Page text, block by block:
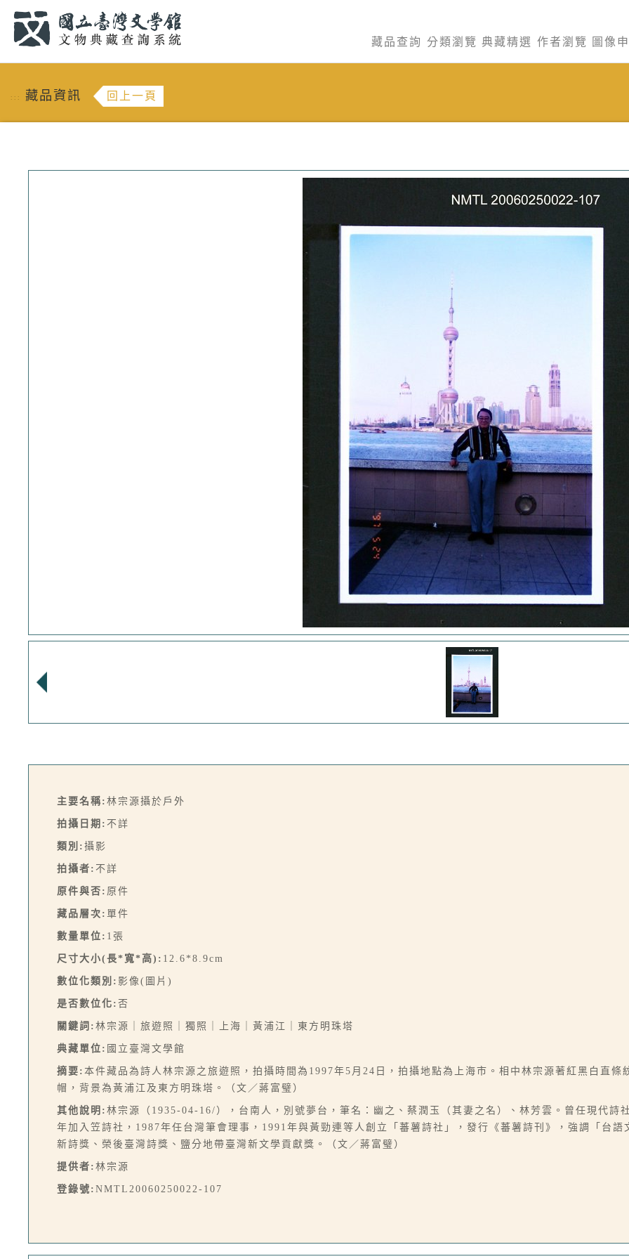
藏品查詢 分類瀏覽 典藏精選 作者瀏覽 圖像
::: 藏品資訊 回上一頁
主要名稱: 林宗源攝於戶外
拍攝日期: 不詳
類別: 攝影
拍攝者: 不詳
原件與否: 原件
藏品層次: 單件
數量單位: 1張
尺寸大小(長*寬*高): 12.6*8.9cm
數位化類別: 影像(圖片)
是否數位化: 否
關鍵詞: 林宗源｜旅遊照｜獨照｜上海｜黃浦江｜東方明珠塔
典藏單位: 國立臺灣文學館
摘要: 本件藏品為詩人林宗源之旅遊照，拍攝時間為1997年5月24日，拍攝地點為上海市。相中林宗源著紅黑白直條
帽，背景為黃浦江及東方明珠塔。（文／蔣富璧）
其他說明: 林宗源（1935-04-16/），台南人，別號夢台，筆名：幽之、蔡潤玉（其妻之名）、林芳雲。曾任現代詩
年加入笠詩社，1987年任台灣筆會理事，1991年與黃勁連等人創立「蕃薯詩社」，發行《蕃薯詩刊》，強調「台
新詩獎、榮後臺灣詩獎、鹽分地帶臺灣新文學貢獻獎。（文／蔣富璧）
提供者: 林宗源
登錄號: NMTL20060250022-107